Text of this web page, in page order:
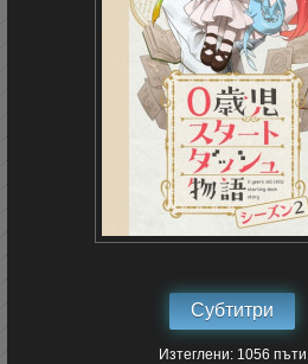
Субтитри
Изтеглени: 1056 пъти